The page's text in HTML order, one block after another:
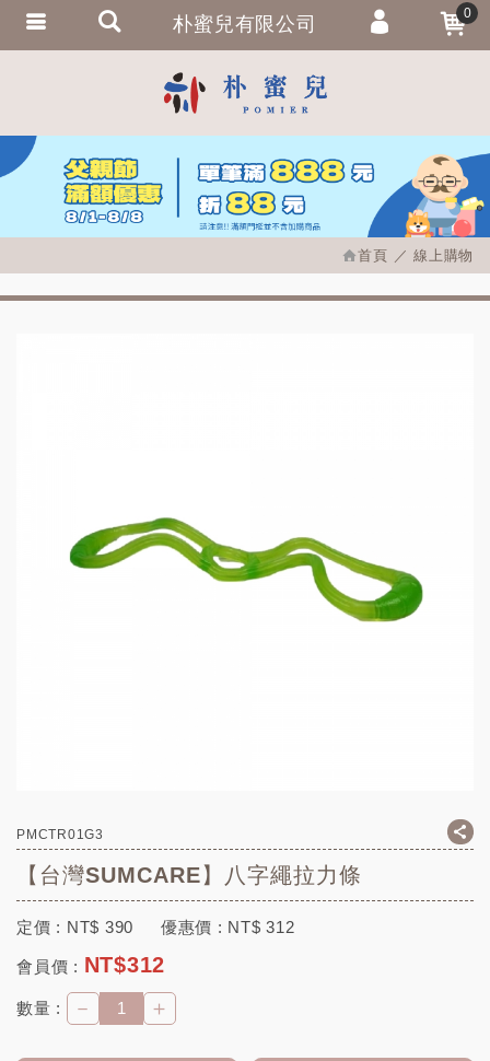
首頁 線上購物
PMCTR01G3
【台灣SUMCARE】八字繩拉力條
定價 : NT$ 390 優惠價 : NT$ 312
會員價 : NT$312
數量 : － ＋
朴蜜兒有限公司 0
會員登入
會員註冊
忘記密碼
訂單查詢
匯款通知
繁體中文